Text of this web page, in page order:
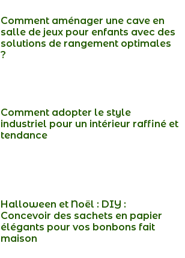
Comment aménager une cave en
salle de jeux pour enfants avec des
solutions de rangement optimales
?
Comment adopter le style
industriel pour un intérieur raffiné et
tendance
Halloween et Noël : DIY :
Concevoir des sachets en papier
élégants pour vos bonbons fait
maison